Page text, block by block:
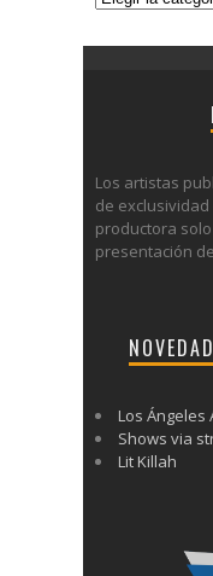
Los artistas
de exclusividad
productora
presentación
Los Ángeles
Shows via
Lit Killah